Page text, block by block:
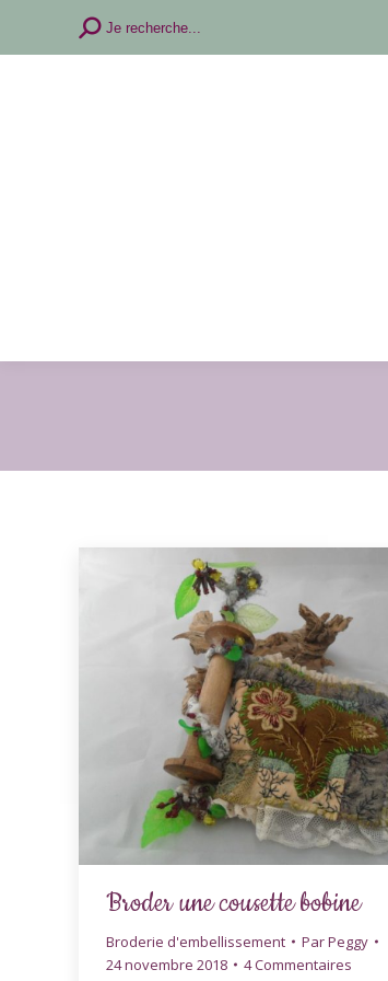
Recherche
Je recherche...
Broder une cousette bobine
Broderie d'embellissement ParPeggy
24 novembre 2018
4 Commentaires